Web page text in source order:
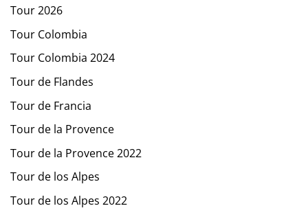
Tour 2026
Tour Colombia
Tour Colombia 2024
Tour de Flandes
Tour de Francia
Tour de la Provence
Tour de la Provence 2022
Tour de los Alpes
Tour de los Alpes 2022